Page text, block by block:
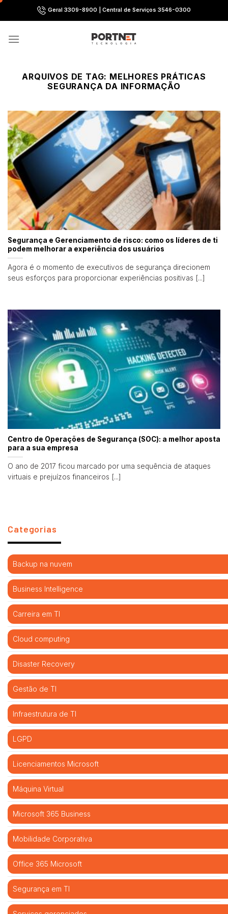
Skip
to
Geral 3309-8900 | Central de Serviços 3546-0300
ARQUIVOS DE TAG: MELHORES PRÁTICAS
SEGURANÇA DA INFORMAÇÃO
Segurança e Gerenciamento de risco: como os líderes de ti
podem melhorar a experiência dos usuários
Agora é o momento de executivos de segurança direcionem
seus esforços para proporcionar experiências positivas [...]
Centro de Operações de Segurança (SOC): a melhor aposta
para a sua empresa
O ano de 2017 ficou marcado por uma sequência de ataques
virtuais e prejuízos financeiros [...]
Categorias
Backup na nuvem
Business Intelligence
Carreira em TI
Cloud computing
Disaster Recovery
Gestão de TI
Infraestrutura de TI
LGPD
Licenciamentos Microsoft
Máquina Virtual
Microsoft 365 Business
Mobilidade Corporativa
Office 365 Microsoft
Segurança em TI